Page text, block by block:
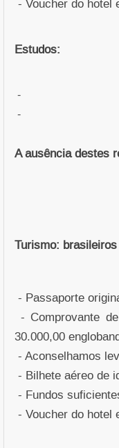
- Voucher do hotel
Estudos:
-
-
A ausência destes
Turismo:
- Passaporte
- Comprovante
30.000,00
- Aconselhamos
- Bilhete aéreo de
- Fundos
- Voucher do hotel